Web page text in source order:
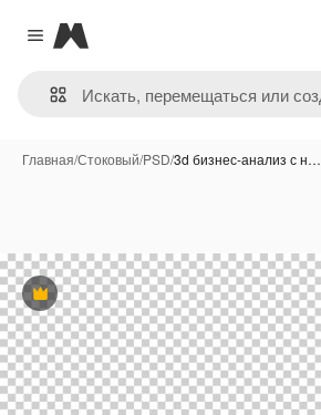
Close menu
Magnific
Главная/Стоковый/PSD/3d бизнес-анализ с н…
Премиум